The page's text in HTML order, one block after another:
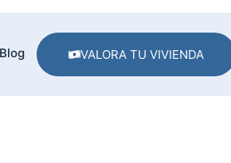
Blog VALORA TU VIVIENDA